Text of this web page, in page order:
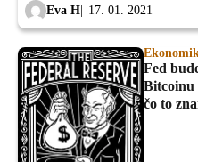
Eva H 17. 01. 2021
Fed
Bitcoinu
čo to